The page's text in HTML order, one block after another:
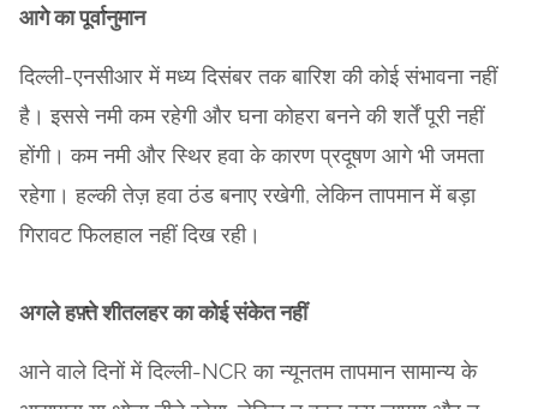
आगे का पूर्वानुमान
दिल्ली-एनसीआर में मध्य दिसंबर तक बारिश की कोई संभावना नहीं
है। इससे नमी कम रहेगी और घना कोहरा बनने की शर्तें पूरी नहीं
होंगी। कम नमी और स्थिर हवा के कारण प्रदूषण आगे भी जमता
रहेगा। हल्की तेज़ हवा ठंड बनाए रखेगी, लेकिन तापमान में बड़ा
गिरावट फिलहाल नहीं दिख रही।
अगले हफ़्ते शीतलहर का कोई संकेत नहीं
आने वाले दिनों में दिल्ली-NCR का न्यूनतम तापमान सामान्य के